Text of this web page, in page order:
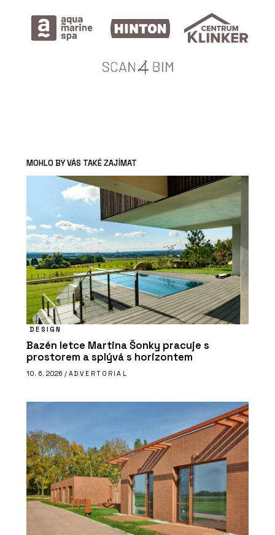
MOHLO BY VÁS TAKÉ ZAJÍMAT
DESIGN
Bazén letce Martina Šonky pracuje s
prostorem a splývá s horizontem
10. 6. 2026 / ADVERTORIAL